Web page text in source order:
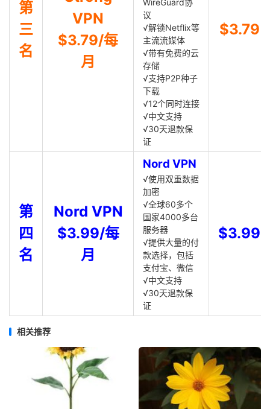
第
三
名
VPN
$3.79/每
月
WireGuard协
议
√解锁Netflix等
主流流媒体
√带有免费的云
存储
√支持P2P种子
下载
√12个同时连接
√中文支持
√30天退款保
证
$3.79
第
四
名
Nord VPN
$3.99/每
月
Nord VPN
√使用双重数据
加密
√全球60多个
国家4000多台
服务器
√提供大量的付
款选择，包括
支付宝、微信
√中文支持
√30天退款保
证
$3.99
相关推荐